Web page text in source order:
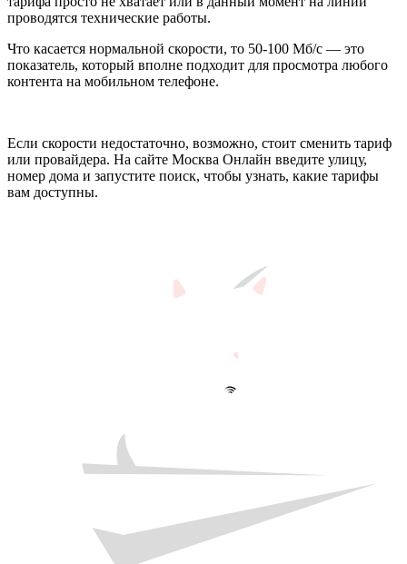
проводятся технические работы.
Что касается нормальной скорости, то 50-100 Мб/с — это
показатель, который вполне подходит для просмотра любого
контента на мобильном телефоне.
Если скорости недостаточно, возможно, стоит сменить тариф
или провайдера. На сайте Москва Онлайн введите улицу,
номер дома и запустите поиск, чтобы узнать, какие тарифы
вам доступны.